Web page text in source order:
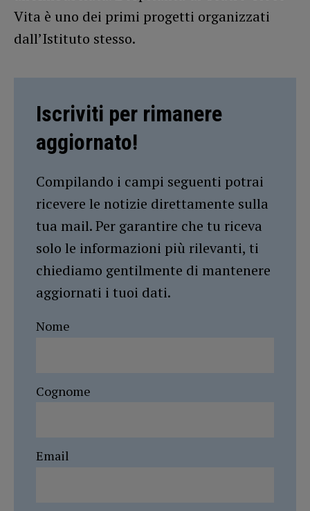
Vita è uno dei primi progetti organizzati
dall’Istituto stesso.
Iscriviti per rimanere
aggiornato!
Compilando i campi seguenti potrai
ricevere le notizie direttamente sulla
tua mail. Per garantire che tu riceva
solo le informazioni più rilevanti, ti
chiediamo gentilmente di mantenere
aggiornati i tuoi dati.
Nome
Cognome
Email